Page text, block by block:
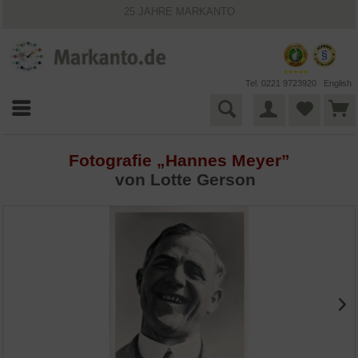
25 JAHRE MARKANTO
VIELFÄLTIGE ZAHLUNGSMÖGLICHKEITEN
BESTPRICE-GARANTIE
Tel. 0221 9723920 English
Fotografie „Hannes Meyer”
von Lotte Gerson